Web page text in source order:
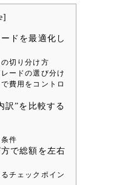
]
ドを最適化し
切り分け方
ードの選び分け
費用をコントロ
訳”を比較する
件
で総額を左右
チェックポイン